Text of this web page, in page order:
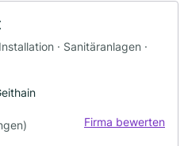
· Sanitäranlagen ·
Firma bewerten